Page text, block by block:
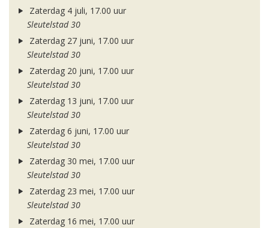
Zaterdag 4 juli, 17.00 uur
Sleutelstad 30
Zaterdag 27 juni, 17.00 uur
Sleutelstad 30
Zaterdag 20 juni, 17.00 uur
Sleutelstad 30
Zaterdag 13 juni, 17.00 uur
Sleutelstad 30
Zaterdag 6 juni, 17.00 uur
Sleutelstad 30
Zaterdag 30 mei, 17.00 uur
Sleutelstad 30
Zaterdag 23 mei, 17.00 uur
Sleutelstad 30
Zaterdag 16 mei, 17.00 uur